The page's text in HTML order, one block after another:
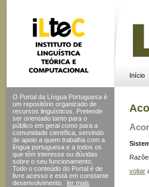
Início
O Portal da Língua Portuguesa é
um repositório organizado de
recursos linguísticos. Pretende
ser orientado tanto para o
público em geral como para a
comunidade científica, servindo
de apoio a quem trabalha com a
língua portuguesa e a todos os
que têm interesse ou dúvidas
sobre o seu funcionamento.
Todo o conteúdo do Portal é de
livre acesso e está em constante
desenvolvimento.
ler mais
voltar